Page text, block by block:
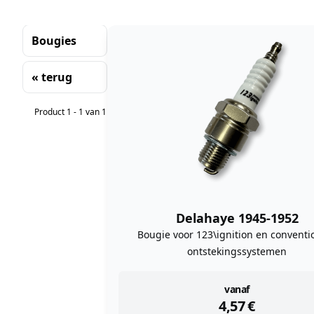
Bougies
« terug
Sorteren
Product 1 - 1 van 1
Delahaye 1945-1952
Bougie voor 123\ignition en
ontstekingssystemen
vanaf
4,57€
instock